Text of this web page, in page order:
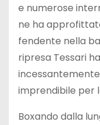
e numerose
ne ha
fendente nella
ripresa Tessari
imprendibile per
Boxando dalla